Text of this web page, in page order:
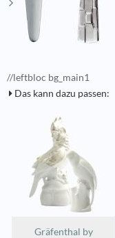
//leftbloc bg_main1
Das kann dazu passen:
Gräfenthal by